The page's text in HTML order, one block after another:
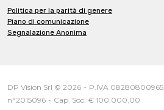
Politica per la parità di genere
Piano di comunicazione
Segnalazione Anonima
DP Vision Srl © 2026 - P.IVA 08280800965
n°2015096 - Cap. Soc: € 100.000,00